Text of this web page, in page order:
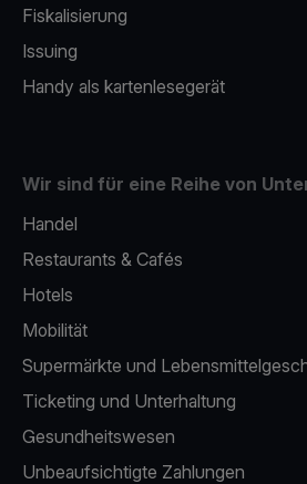
Fiskalisierung
Issuing
Handy als kartenlesegerät
Wir sind für eine Reihe von
Handel
Restaurants & Cafés
Hotels
Mobilität
Supermärkte und
Ticketing und Unterhaltung
Gesundheitswesen
Unbeaufsichtigte Zahlungen